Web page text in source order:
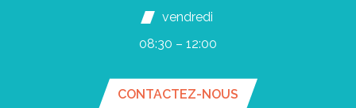
vendredi
08:30 – 12:00
CONTACTEZ-NOUS